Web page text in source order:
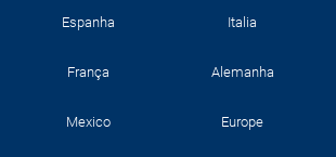
Espanha Italia
França Alemanha
Mexico Europe